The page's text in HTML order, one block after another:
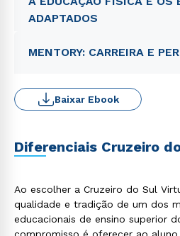
ADAPTADOS
MENTORY: CARREIRA E
Baixar Ebook
Diferenciais Cruzeiro
Ao escolher a Cruzeiro do Sul
qualidade e tradição de um dos
educacionais de ensino superior
Rápido e fácil
WhatsApp